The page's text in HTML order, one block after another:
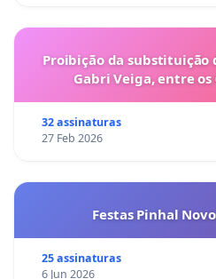
Proibição da substituição
Gabri Veiga, entre
32 assinaturas
27 Feb 2026
Festas Pinhal
25 assinaturas
6 Jun 2026